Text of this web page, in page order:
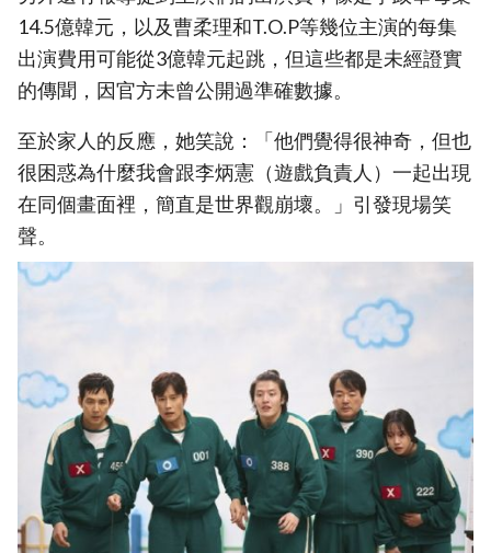
14.5億韓元，以及曹柔理和T.O.P等幾位主演的每集
出演費用可能從3億韓元起跳，但這些都是未經證實
的傳聞，因官方未曾公開過準確數據。
至於家人的反應，她笑說：「他們覺得很神奇，但也
很困惑為什麼我會跟李炳憲（遊戲負責人）一起出現
在同個畫面裡，簡直是世界觀崩壞。」引發現場笑
聲。